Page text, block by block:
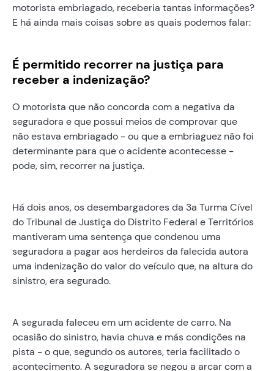
motorista embriagado, receberia tantas informações?
E há ainda mais coisas sobre as quais podemos falar:
É permitido recorrer na justiça para
receber a indenização?
O motorista que não concorda com a negativa da
seguradora e que possui meios de comprovar que
não estava embriagado - ou que a embriaguez não foi
determinante para que o acidente acontecesse -
pode, sim, recorrer na justiça.
Há dois anos, os desembargadores da 3a Turma Cível
do Tribunal de Justiça do Distrito Federal e Territórios
mantiveram uma sentença que condenou uma
seguradora a pagar aos herdeiros da falecida autora
uma indenização do valor do veículo que, na altura do
sinistro, era segurado.
A segurada faleceu em um acidente de carro. Na
ocasião do sinistro, havia chuva e más condições na
pista - o que, segundo os autores, teria facilitado o
acontecimento. A seguradora se negou a arcar com a